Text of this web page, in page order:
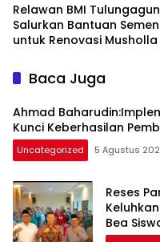
Relawan BMI
Salurkan Bantuan Semen
untuk Renovasi Musholla
Baca Juga
Ahmad
Kunci Keberhasilan
Uncategorized 5 Agustus
Reses
Bea